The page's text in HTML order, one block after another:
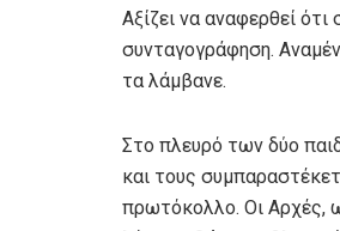
Αξίζει να αναφερθεί
συνταγογράφηση.
τα λάμβανε.
Στο πλευρό των δύο
και τους
πρωτόκολλο. Οι Αρχές,